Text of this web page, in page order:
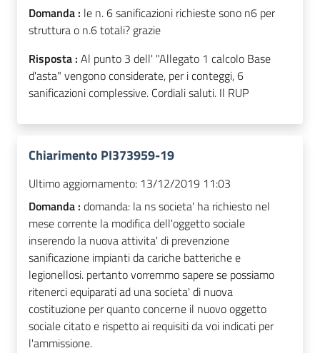
Domanda : le n. 6 sanificazioni richieste sono n6 per
struttura o n.6 totali? grazie
Risposta : Al punto 3 dell' "Allegato 1 calcolo Base
d'asta" vengono considerate, per i conteggi, 6
sanificazioni complessive. Cordiali saluti. Il RUP
Chiarimento PI373959-19
Ultimo aggiornamento: 13/12/2019 11:03
Domanda : domanda: la ns societa' ha richiesto nel
mese corrente la modifica dell'oggetto sociale
inserendo la nuova attivita' di prevenzione
sanificazione impianti da cariche batteriche e
legionellosi. pertanto vorremmo sapere se possiamo
ritenerci equiparati ad una societa' di nuova
costituzione per quanto concerne il nuovo oggetto
sociale citato e rispetto ai requisiti da voi indicati per
l'ammissione.